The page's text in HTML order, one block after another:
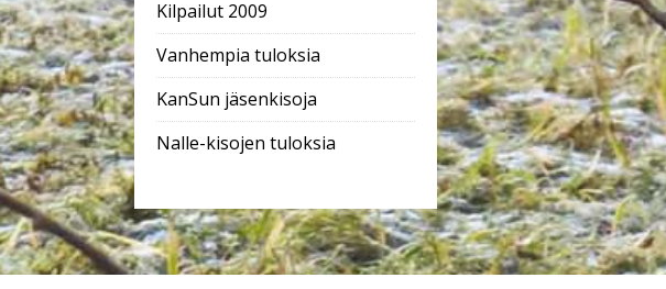
Kilpailut 2009
Vanhempia tuloksia
KanSun jäsenkisoja
Nalle-kisojen tuloksia